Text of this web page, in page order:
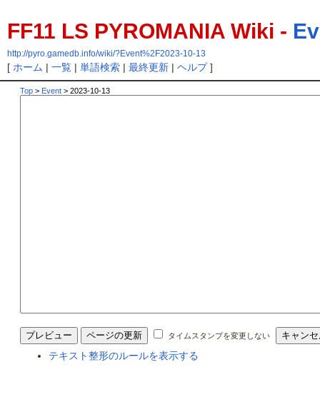
FF11 LS PYROMANIA Wiki -
http://pyro.gamedb.info/wiki/?Event%2F2023-10-13
[ ホーム | 一覧| 単語検索| 最終更新| ヘルプ]
Top > Event > 2023-10-13
タイムスタンプを変更しない
テキスト整形のルールを表示する